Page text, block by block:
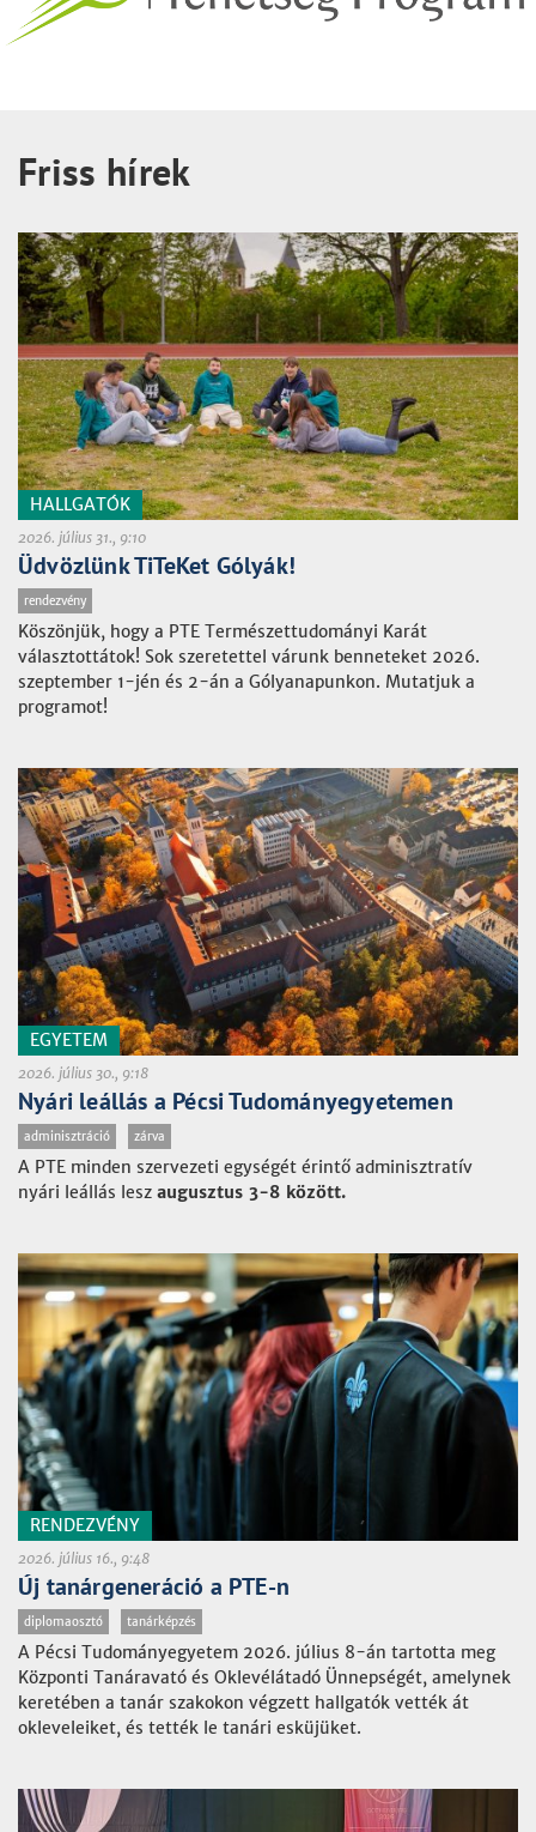
Friss hírek
HALLGATÓK
2026. július 31., 9:10
Üdvözlünk TiTeKet Gólyák!
rendezvény
Köszönjük, hogy a PTE Természettudományi Karát
választottátok! Sok szeretettel várunk benneteket 2026.
szeptember 1-jén és 2-án a Gólyanapunkon. Mutatjuk a
programot!
EGYETEM
2026. július 30., 9:18
Nyári leállás a Pécsi Tudományegyetemen
adminisztráció zárva
A PTE minden szervezeti egységét érintő adminisztratív
nyári leállás lesz augusztus 3-8 között.
RENDEZVÉNY
2026. július 16., 9:48
Új tanárgeneráció a PTE-n
diplomaosztó tanárképzés
A Pécsi Tudományegyetem 2026. július 8-án tartotta meg
Központi Tanáravató és Oklevélátadó Ünnepségét, amelynek
keretében a tanár szakokon végzett hallgatók vették át
okleveleiket, és tették le tanári esküjüket.